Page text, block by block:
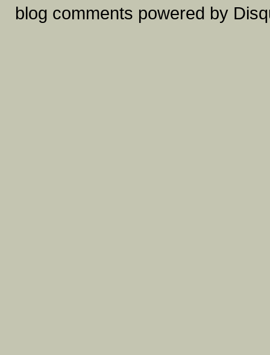
blog comments powered by